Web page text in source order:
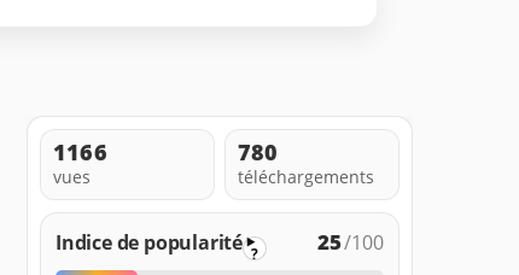
1166
vues
780
téléchargements
Indice de popularité ? 25/100